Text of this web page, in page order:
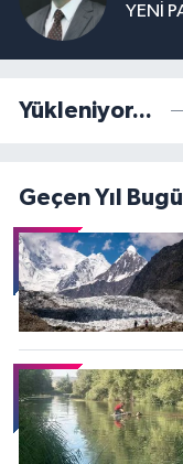
YENİ
Yükleniyor...
Geçen Yıl